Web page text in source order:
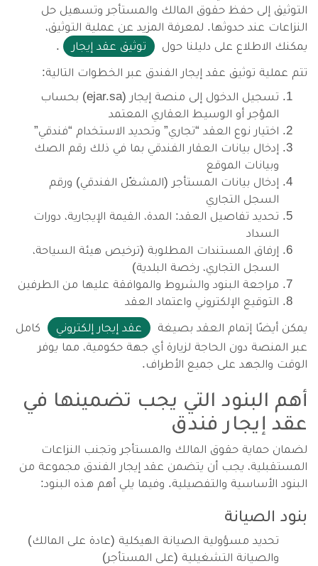
التوثيق إلى حفظ حقوق المالك والمستأجر وتسهيل حل
النزاعات عند حدوثها. لمعرفة المزيد عن عملية التوثيق،
يمكنك الاطلاع على دليلنا حول
توثيق عقد إيجار
.
تتم عملية توثيق عقد إيجار الفندق عبر الخطوات التالية:
تسجيل الدخول إلى منصة إيجار (ejar.sa) بحساب
المؤجر أو الوسيط العقاري المعتمد
اختيار نوع العقد “تجاري” وتحديد الاستخدام “فندقي”
إدخال بيانات العقار الفندقي بما في ذلك رقم الصك
وبيانات الموقع
إدخال بيانات المستأجر (المشغّل الفندقي) ورقم
السجل التجاري
تحديد تفاصيل العقد: المدة، القيمة الإيجارية، دورات
السداد
إرفاق المستندات المطلوبة (ترخيص هيئة السياحة،
السجل التجاري، رخصة البلدية)
مراجعة البنود والشروط والموافقة عليها من الطرفين
التوقيع الإلكتروني واعتماد العقد
يمكن أيضًا إتمام العقد بصيغة
عقد إيجار إلكتروني
كامل
عبر المنصة دون الحاجة لزيارة أي جهة حكومية، مما يوفر
الوقت والجهد على جميع الأطراف.
أهم البنود التي يجب تضمينها في
عقد إيجار فندق
لضمان حماية حقوق المالك والمستأجر وتجنب النزاعات
المستقبلية، يجب أن يتضمن عقد إيجار الفندق مجموعة من
البنود الأساسية والتفصيلية. وفيما يلي أهم هذه البنود:
بنود الصيانة
تحديد مسؤولية الصيانة الهيكلية (عادة على المالك)
والصيانة التشغيلية (على المستأجر)